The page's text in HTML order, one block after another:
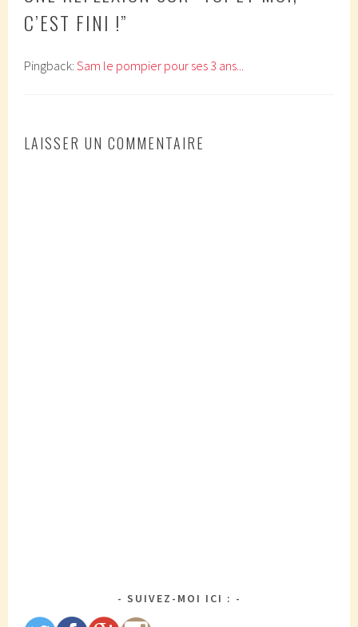
C’EST FINI !”
Pingback:Sam le pompier pour ses 3 ans...
LAISSER UN COMMENTAIRE
SUIVEZ-MOI ICI :